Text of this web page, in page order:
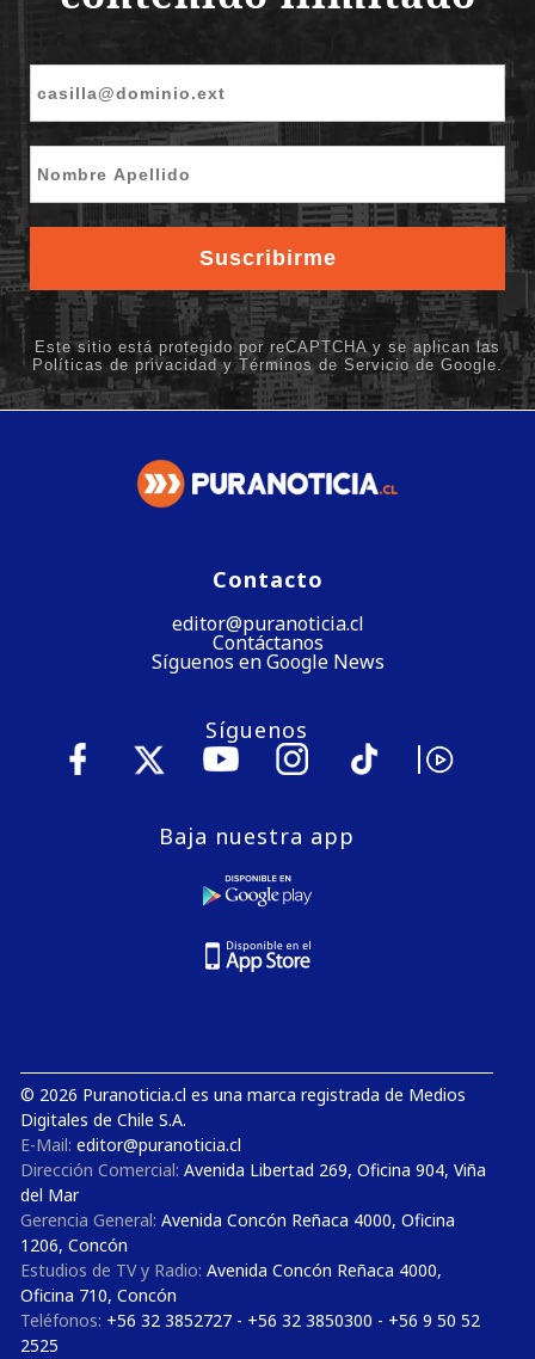
Contacto
editor@puranoticia.cl
Contáctanos
Síguenos en Google News
Síguenos
Baja nuestra app
© 2026 Puranoticia.cl es una marca registrada de Medios
Digitales de Chile S.A.
E-Mail: editor@puranoticia.cl
Dirección Comercial: Avenida Libertad 269, Oficina 904, Viña
del Mar
Gerencia General: Avenida Concón Reñaca 4000, Oficina
1206, Concón
Estudios de TV y Radio: Avenida Concón Reñaca 4000,
Oficina 710, Concón
Teléfonos: +56 32 3852727 - +56 32 3850300 - +56 9 50 52
2525